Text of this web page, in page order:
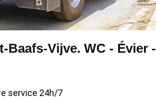
Baafs-Vijve. WC - Évier -
service 24h/7